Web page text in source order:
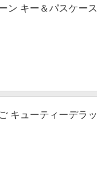
ン キー＆パスケー
キューティーデラ